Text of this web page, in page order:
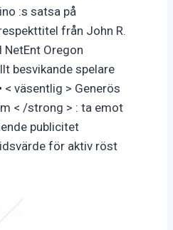
:s satsa på
från John R.
Oregon
besvikande spelare
< väsentlig > Generös
< /strong > : ta emot
publicitet
för aktiv röst